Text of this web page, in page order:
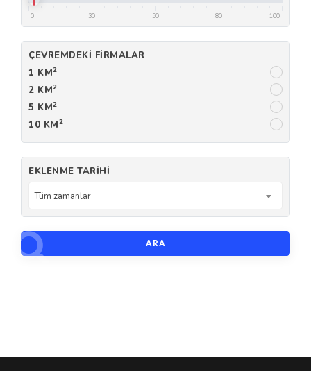
0 30 50 80 100
ÇEVREMDEKI FIRMALAR
1 KM2
2 KM2
5 KM2
10 KM2
EKLENME TARIHI
Tüm zamanlar
ARA